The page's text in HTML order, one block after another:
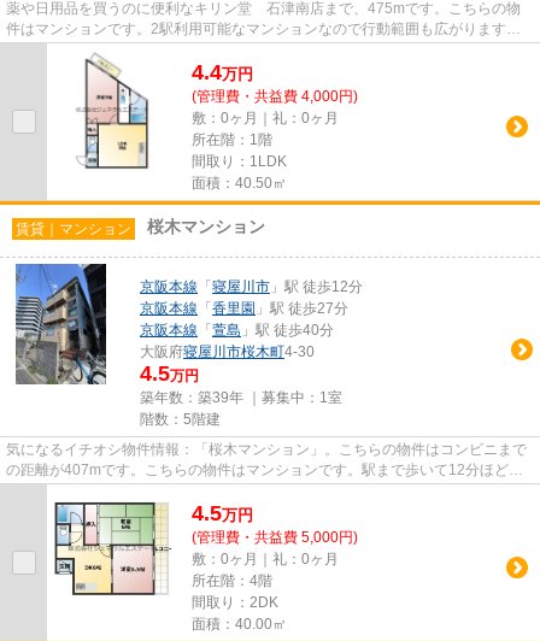
薬や日用品を買うのに便利なキリン堂 石津南店まで、475mです。こちらの物
件はマンションです。2駅利用可能なマンションなので行動範囲も広がります。
当社スタッフが地域の賃貸情報を...
4.4万円
(管理費・共益費 4,000円)
敷：0ヶ月｜礼：0ヶ月
所在階：1階
間取り：1LDK
面積：40.50㎡
賃貸｜マンション 桜木マンション
京阪本線 「 寝屋川市 」駅 徒歩12分
京阪本線 「 香里園 」駅 徒歩27分
京阪本線 「 萱島 」駅 徒歩40分
大阪府寝屋川市桜木町4-30
4.5万円
築年数：築39年 ｜募集中： 1室
階数：5階建
気になるイチオシ物件情報：「桜木マンション」。こちらの物件はコンビニまで
の距離が407mです。こちらの物件はマンションです。駅まで歩いて12分ほど
4.5万円
(管理費・共益費 5,000円)
敷：0ヶ月｜礼：0ヶ月
所在階：4階
間取り：2DK
面積：40.00㎡